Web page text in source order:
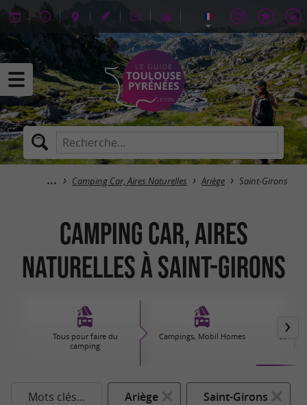
Camping Car, Aires Naturelles Ariège Saint-Girons
Camping Car, Aires
Naturelles à Saint-Girons
Tous pour faire du
camping
Campings, Mobil Homes
Mots clés... Ariège Saint-Girons